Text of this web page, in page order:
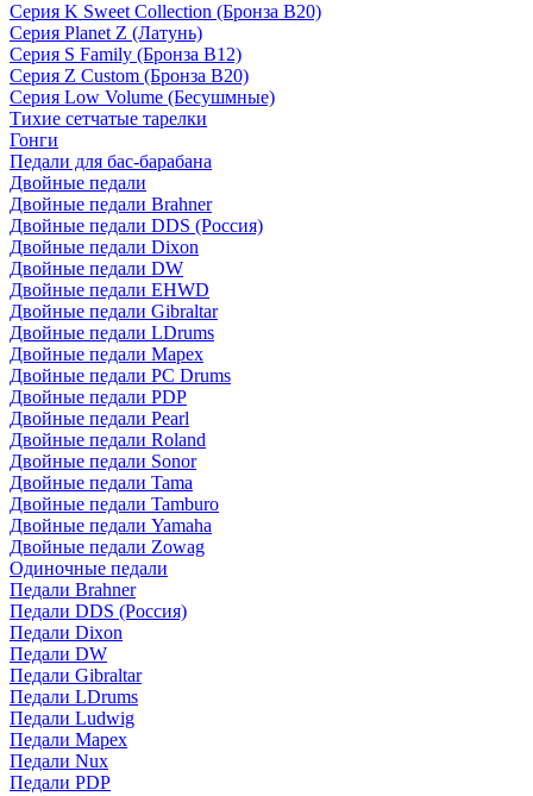
Серия K Sweet Collection (Бронза B20)
Серия Planet Z (Латунь)
Серия S Family (Бронза B12)
Серия Z Custom (Бронза B20)
Серия Low Volume (Бесушмные)
Тихие сетчатые тарелки
Гонги
Педали для бас-барабана
Двойные педали
Двойные педали Brahner
Двойные педали DDS (Россия)
Двойные педали Dixon
Двойные педали DW
Двойные педали EHWD
Двойные педали Gibraltar
Двойные педали LDrums
Двойные педали Mapex
Двойные педали PC Drums
Двойные педали PDP
Двойные педали Pearl
Двойные педали Roland
Двойные педали Sonor
Двойные педали Tama
Двойные педали Tamburo
Двойные педали Yamaha
Двойные педали Zowag
Одиночные педали
Педали Brahner
Педали DDS (Россия)
Педали Dixon
Педали DW
Педали Gibraltar
Педали LDrums
Педали Ludwig
Педали Mapex
Педали Nux
Педали PDP